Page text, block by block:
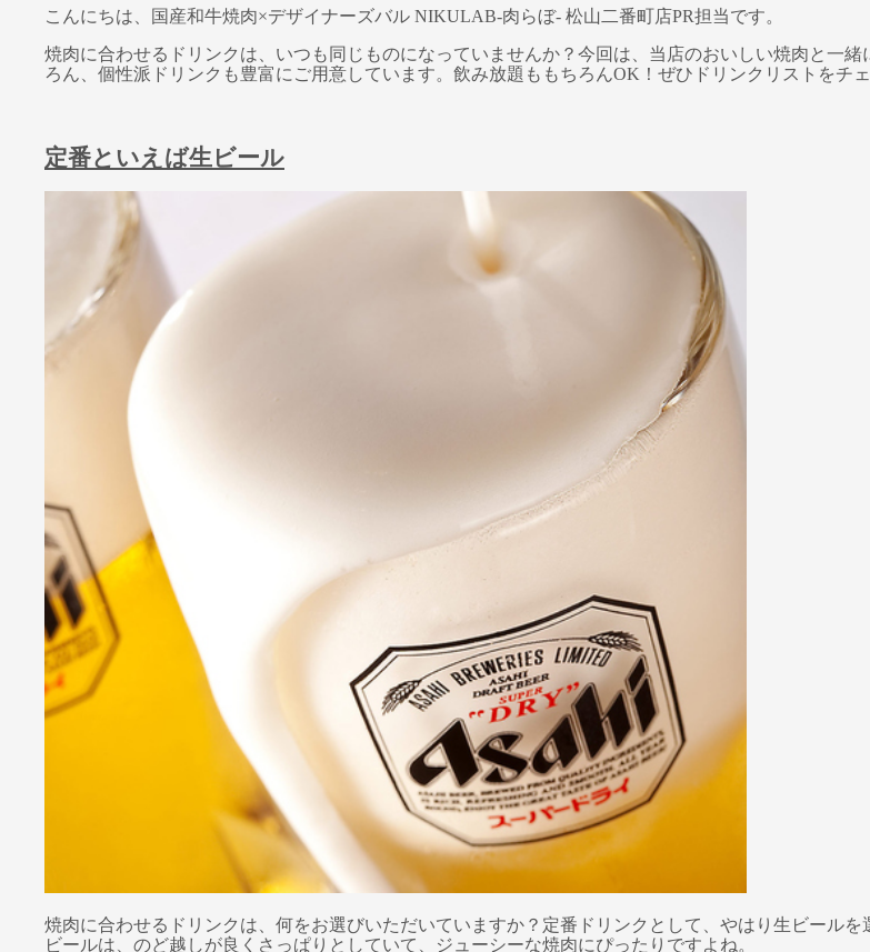
こんにちは、国産和牛焼肉×デザイナーズバル NIKULAB-肉らぼ- 松山二番町店PR担当です。
焼肉に合わせるドリンクは、いつも同じものになっていませんか？今回は、当店のおいしい焼肉と一
ろん、個性派ドリンクも豊富にご用意しています。飲み放題ももちろんOK！ぜひドリンクリストをチ
定番といえば生ビール
焼肉に合わせるドリンクは、何をお選びいただいていますか？定番ドリンクとして、やはり生ビール
ビールは、のど越しが良くさっぱりとしていて、ジューシーな焼肉にぴったりですよね。